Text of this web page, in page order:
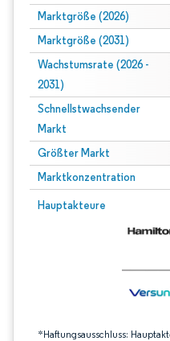
Marktgröße (2026)
Marktgröße (2031)
Wachstumsrate (2026 -
2031)
Schnellstwachsender
Markt
Größter Markt
Marktkonzentration
Hauptakteure
*Haftungsausschluss:
Bild © Mordor Intelligence.